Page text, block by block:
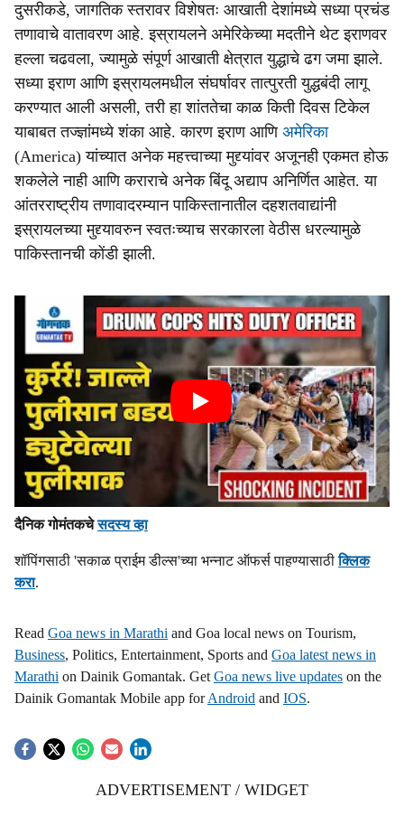
दुसरीकडे, जागतिक स्तरावर विशेषतः आखाती देशांमध्ये सध्या प्रचंड
तणावाचे वातावरण आहे. इस्रायलने अमेरिकेच्या मदतीने थेट इराणवर
हल्ला चढवला, ज्यामुळे संपूर्ण आखाती क्षेत्रात युद्धाचे ढग जमा झाले.
सध्या इराण आणि इस्रायलमधील संघर्षावर तात्पुरती युद्धबंदी लागू
करण्यात आली असली, तरी हा शांततेचा काळ किती दिवस टिकेल
याबाबत तज्ज्ञांमध्ये शंका आहे. कारण इराण आणि अमेरिका
(America) यांच्यात अनेक महत्त्वाच्या मुद्द्यांवर अजूनही एकमत होऊ
शकलेले नाही आणि कराराचे अनेक बिंदू अद्याप अनिर्णित आहेत. या
आंतरराष्ट्रीय तणावादरम्यान पाकिस्तानातील दहशतवाद्यांनी
इस्रायलच्या मुद्द्यावरुन स्वतःच्याच सरकारला वेठीस धरल्यामुळे
पाकिस्तानची कोंडी झाली.
दैनिक गोमंतकचेसदस्य व्हा
शॉपिंगसाठी 'सकाळ प्राईम डील्स'च्या भन्नाट ऑफर्स पाहण्यासाठीक्लिक
करा.
Read Goa news in Marathi and Goa local news on Tourism,
Business, Politics, Entertainment, Sports and Goa latest news in
Marathi on Dainik Gomantak. Get Goa news live updates on the
Dainik Gomantak Mobile app forAndroid and IOS.
ADVERTISEMENT / WIDGET